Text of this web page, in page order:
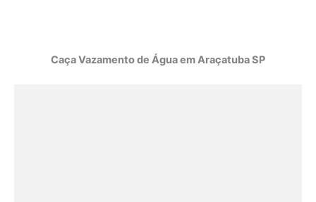
Caça Vazamento de Água em Araçatuba SP